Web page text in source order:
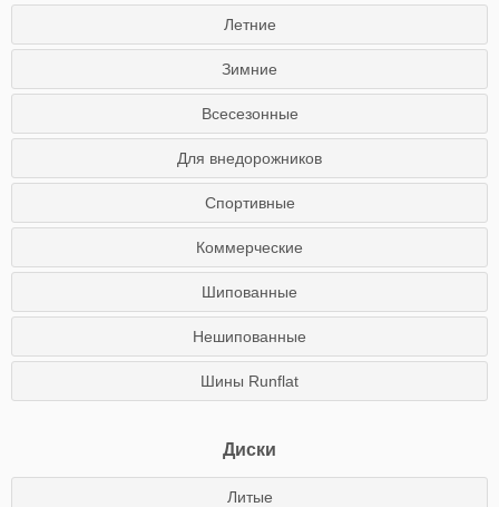
Летние
Зимние
Всесезонные
Для внедорожников
Спортивные
Коммерческие
Шипованные
Нешипованные
Шины Runflat
Диски
Литые